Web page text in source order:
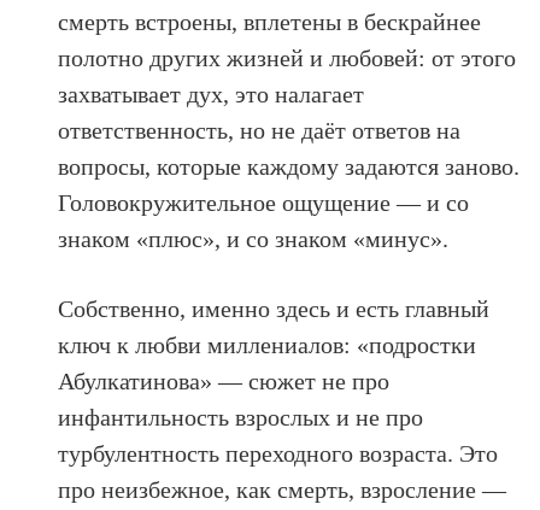
смерть встроены, вплетены в бескрайнее
полотно других жизней и любовей: от этого
захватывает дух, это налагает
ответственность, но не даёт ответов на
вопросы, которые каждому задаются заново.
Головокружительное ощущение — и со
знаком «плюс», и со знаком «минус».
Собственно, именно здесь и есть главный
ключ к любви миллениалов: «подростки
Абулкатинова» — сюжет не про
инфантильность взрослых и не про
турбулентность переходного возраста. Это
про неизбежное, как смерть, взросление —